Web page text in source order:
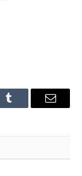
Tumblr Email